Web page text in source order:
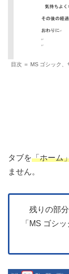
目次 ＝ MS ゴシック、
タブを「ホーム
ません。
残りの部
「MS ゴシ